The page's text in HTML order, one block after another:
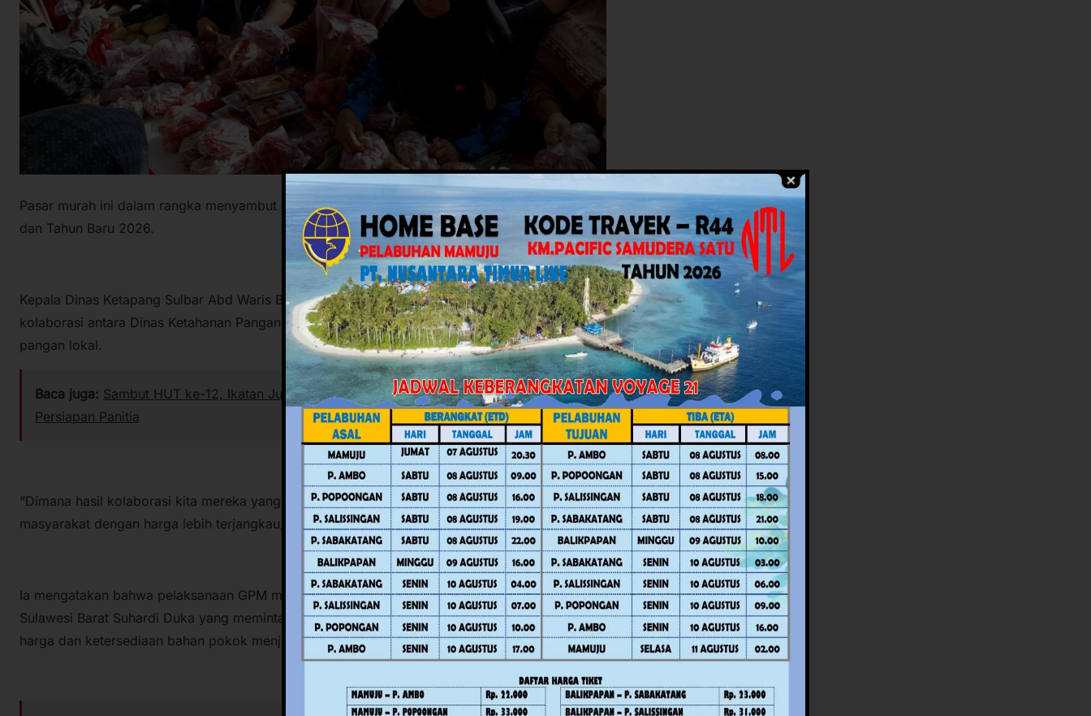
Pasar murah ini dalam rangka menyambut Hari Besar Keagamaan Nasional (HBKN) Natal 2025
dan Tahun Baru 2026.
Kepala Dinas Ketapang Sulbar Abd Waris Bestari mengatakan kegiatan berlangsung melalui
kolaborasi antara Dinas Ketahanan Pangan Provinsi Sulbar, Perum Bulog Mamuju, serta UMKM
pangan lokal.
Baca juga: Sambut HUT ke-12, Ikatan Jurnalis Sulbar (IJS) Gelar Rapat Matangkan
Persiapan Panitia
“Dimana hasil kolaborasi kita mereka yang menyediakan berbagai kebutuhan pangan
masyarakat dengan harga lebih terjangkau,” kata Waris.
Ia mengatakan bahwa pelaksanaan GPM merupakan tindak lanjut dari arahan Gubernur
Sulawesi Barat Suhardi Duka yang meminta agar pemerintah hadir langsung menjaga stabilitas
harga dan ketersediaan bahan pokok menjelang Natal dan Tahun Baru.